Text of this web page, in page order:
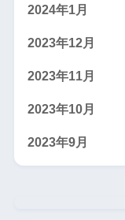
2024年1月
2023年12月
2023年11月
2023年10月
2023年9月